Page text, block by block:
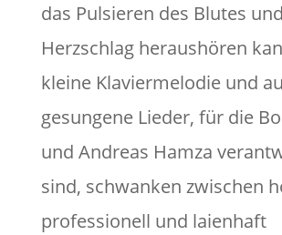
das Pulsieren des Blutes
Herzschlag heraushören
kleine Klaviermelodie und
gesungene Lieder, für die
und Andreas Hamza
sind, schwanken zwischen
professionell und laienhaft